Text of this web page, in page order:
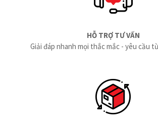
HỖ TRỢ TƯ VẤN
Giải đáp nhanh mọi thắc mắc - yêu cầu